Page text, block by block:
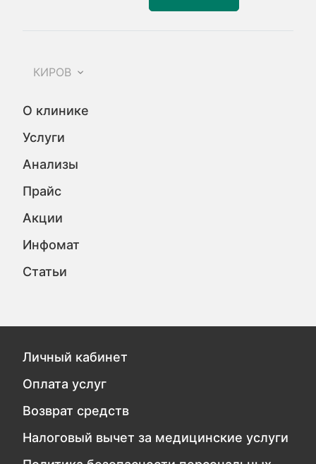
КИРОВ
О клинике
Услуги
Анализы
Прайс
Акции
Инфомат
Статьи
Личный кабинет
Оплата услуг
Возврат средств
Налоговый вычет за медицинские услуги